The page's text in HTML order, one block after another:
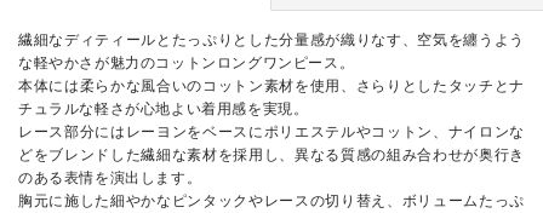
繊細なディティールとたっぷりとした分量感が織りなす、空気を纏うよう
な軽やかさが魅力のコットンロングワンピース。
本体には柔らかな風合いのコットン素材を使用、さらりとしたタッチとナ
チュラルな軽さが心地よい着用感を実現。
レース部分にはレーヨンをベースにポリエステルやコットン、ナイロンな
どをブレンドした繊細な素材を採用し、異なる質感の組み合わせが奥行き
のある表情を演出します。
胸元に施した細やかなピンタックやレースの切り替え、ボリュームたっぷ